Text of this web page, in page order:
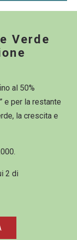
Verde
al 50%
e per la restante
la crescita e
2 di